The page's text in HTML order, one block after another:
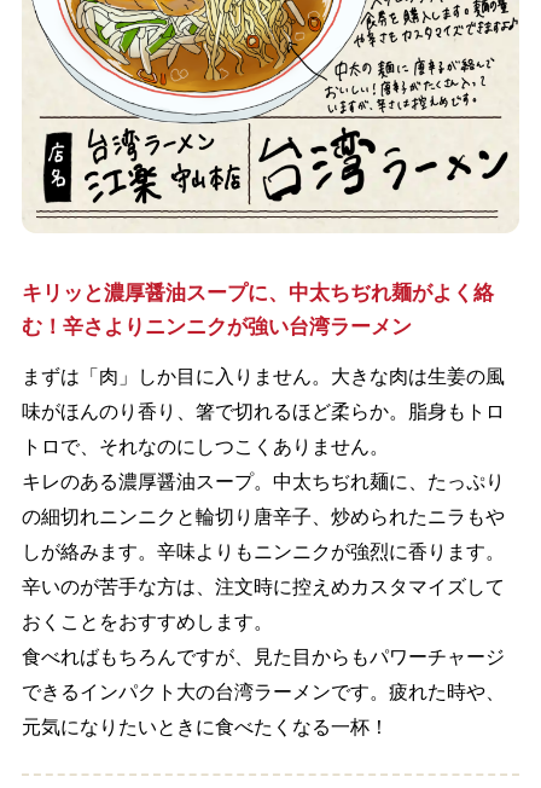
キリッと濃厚醤油スープに、中太ちぢれ麺がよく絡
む！辛さよりニンニクが強い台湾ラーメン
まずは「肉」しか目に入りません。大きな肉は生姜の風
味がほんのり香り、箸で切れるほど柔らか。脂身もトロ
トロで、それなのにしつこくありません。
キレのある濃厚醤油スープ。中太ちぢれ麺に、たっぷり
の細切れニンニクと輪切り唐辛子、炒められたニラもや
しが絡みます。辛味よりもニンニクが強烈に香ります。
辛いのが苦手な方は、注文時に控えめカスタマイズして
おくことをおすすめします。
食べればもちろんですが、見た目からもパワーチャージ
できるインパクト大の台湾ラーメンです。疲れた時や、
元気になりたいときに食べたくなる一杯！